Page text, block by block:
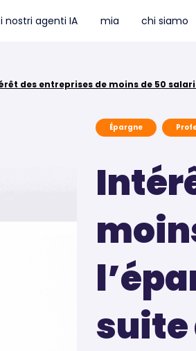
i nostri agenti IA mia chi siamo
Épargne
suite